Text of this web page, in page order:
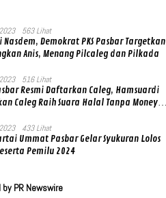
563 Lihat
Nasdem, Demokrat PKS Pasbar Targetkan
Anis, Menang Pilcaleg dan Pilkada
516 Lihat
Resmi Daftarkan Caleg, Hamsuardi
Caleg Raih Suara Halal Tanpa Money
433 Lihat
Ummat Pasbar Gelar Syukuran Lolos
Pemilu 2024
PR Newswire